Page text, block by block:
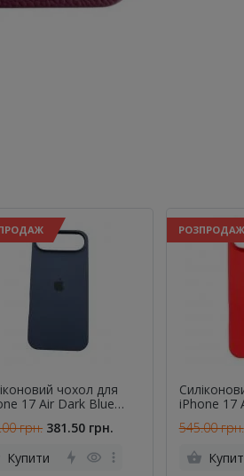
чохол для
17 Air Dark Blue
грн. 381.50 грн.
Купити
РОЗПРОДАЖ
iPhone 17
545.00 грн.